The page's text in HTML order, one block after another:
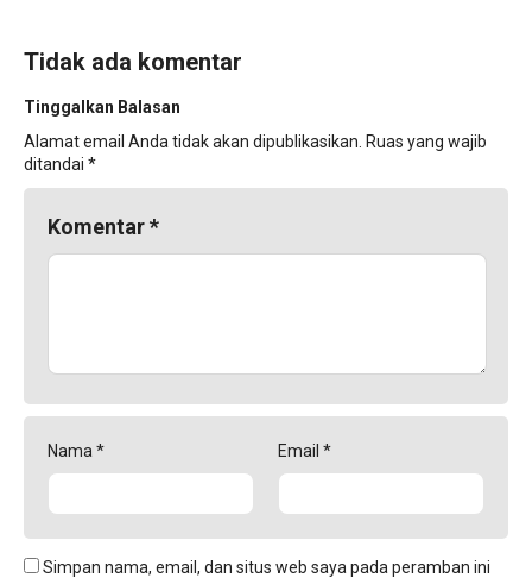
Tidak ada komentar
Tinggalkan Balasan
Alamat email Anda tidak akan dipublikasikan. Ruas yang wajib
ditandai *
Komentar*
Nama * Email *
Simpan nama, email, dan situs web saya pada peramban ini